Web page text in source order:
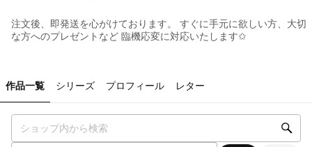
注文後、即発送を心がけております。 すぐに手元に欲しい方、大切
な方へのプレゼントなど 臨機応変に対応いたします✩
作品一覧 シリーズ プロフィール レター